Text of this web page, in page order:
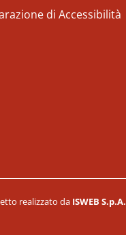
di Accessibilità
realizzato da ISWEB S.p.A.